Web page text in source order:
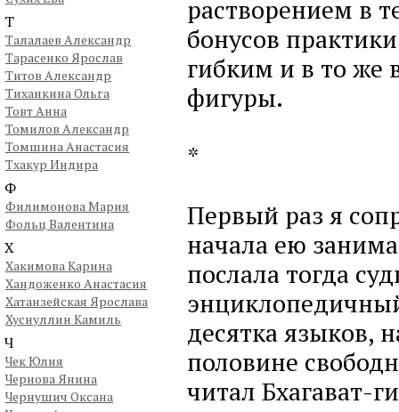
Т
Талалаев Александр
Тарасенко Ярослав
Титов Александр
Тиханкина Ольга
Товт Анна
Томилов Александр
Томшина Анастасия
Тхакур Индира
Ф
Филимонова Мария
Фольц Валентина
Х
Хакимова Карина
Хандоженко Анастасия
Хатанзейская Ярослава
Хуснуллин Камиль
Ч
Чек Юлия
Чернова Янина
Чернушич Оксана
растворением в
бонусов
гибким и в то же
фигуры.
*
Первый раз я
начала ею
послала тогда
десятка языков,
половине
читал Бхагават-